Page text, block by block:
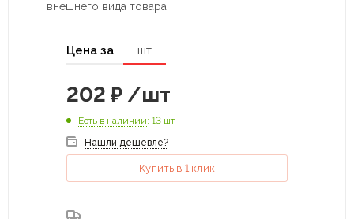
внешнего вида товара.
Цена за шт
202 ₽ /шт
Есть в наличии: 13 шт
Нашли дешевле?
Купить в 1 клик